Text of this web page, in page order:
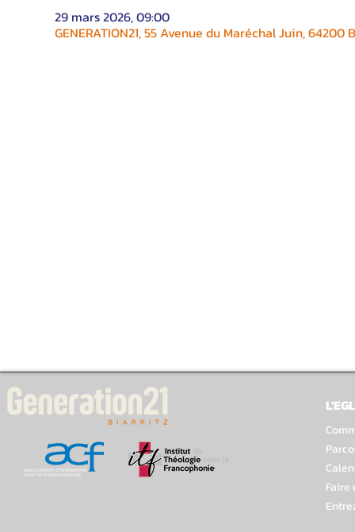
29 mars 2026, 09:00
GENERATION21, 55 Avenue du Maréchal Juin, 64200
Faire